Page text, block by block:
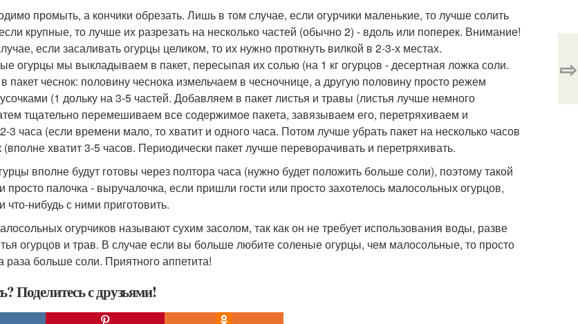
промыть, а кончики обрезать. Лишь в том случае, если огурчики маленькие, то лучше солить
крупные, то лучше их разрезать на несколько частей (обычно 2) - вдоль или поперек. Внимание!
если засаливать огурцы целиком, то их нужно проткнуть вилкой в 2-3-х местах.
огурцы мы выкладываем в пакет, пересыпая их солью (на 1 кг огурцов - десертная ложка соли.
пакет чеснок: половину чеснока измельчаем в чесночнице, а другую половину просто режем
(1 дольку на 3-5 частей. Добавляем в пакет листья и травы (листья лучше немного
тщательно перемешиваем все содержимое пакета, завязываем его, перетряхиваем и
3 часа (если времени мало, то хватит и одного часа. Потом лучше убрать пакет на несколько часов
(вполне хватит 3-5 часов. Периодически пакет лучше переворачивать и перетряхивать.
вполне будут готовы через полтора часа (нужно будет положить больше соли), поэтому такой
просто палочка - выручалочка, если пришли гости или просто захотелось малосольных огурцов,
нибудь с ними приготовить.
огурчиков называют сухим засолом, так как он не требует использования воды, разве
огурцов и трав. В случае если вы больше любите соленые огурцы, чем малосольные, то просто
раза больше соли. Приятного аппетита!
Поделитесь с друзьями!
⇨